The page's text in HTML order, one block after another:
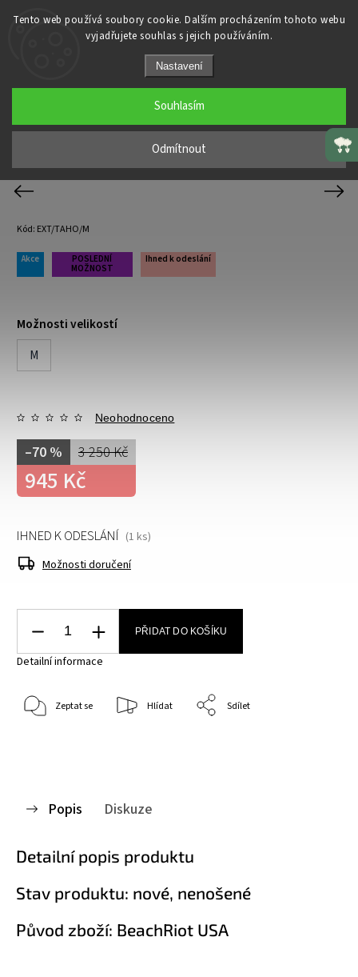
Tento web používá soubory cookie. Dalším procházením tohoto webu
vyjadřujete souhlas s jejich používáním.
Nastavení
Odmítnout
Souhlasím
NOVÉ jednodílné plavky BeachRiot ve velikosti M
NOVÉ jednodílné plavky BeachRiot
Previous Next
Kód: EXT/TAHO/M
Akce
POSLEDNÍ
MOŽNOST
Ihned k odeslání
Možnosti velikostí
M
Neohodnoceno
3 250 Kč
–70 %
945 Kč
IHNED K ODESLÁNÍ (1 ks)
Možnosti doručení
PŘIDAT DO KOŠÍKU
Detailní informace
Zeptat se Hlídat Sdílet
Popis Diskuze
Detailní popis produktu
Stav produktu: nové, nenošené
Původ zboží: BeachRiot USA